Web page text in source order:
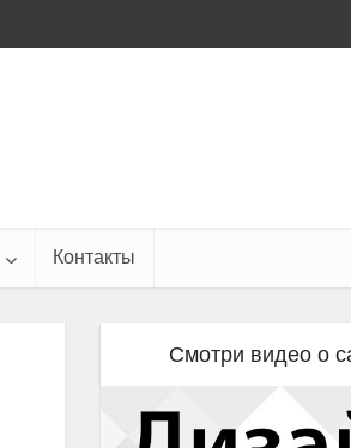
Контакты
Смотри видео о